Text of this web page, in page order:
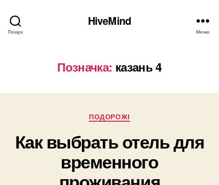
Пошук
HiveMind
Меню
Позначка: казань 4
Категорії
ПОДОРОЖІ
Как выбрать отель для
временного